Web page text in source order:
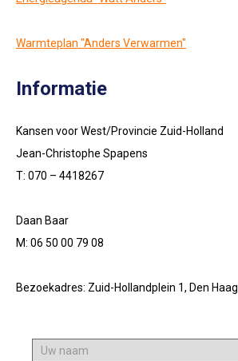
Warmteplan "Anders Verwarmen"
Informatie
Kansen voor West/Provincie Zuid-Holland
Jean-Christophe Spapens
T: 070 – 4418267
Daan Baar
M: 06 50 00 79 08
Bezoekadres: Zuid-Hollandplein 1, Den Haag